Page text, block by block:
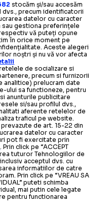
stocăm și/sau accesăm
precum identificatorii
datelor cu caracter
gestiona preferințele
vă puteți opune
în orice moment pe
Aceste alegeri
noștri și nu vă vor afecta
de socializare si
precum si furnizorii
analitice) prelucram date
ului sa functioneze, pentru
anunturile publicitare
si/sau profilul dvs.,
aferente retelelor de
traficul pe website.
de art. 15-22 din
datelor cu caracter
pot fi exercitate prin
. Prin click pe “ACCEPT
tuturor Tehnologiilor de
acceptul dvs. cu
informatiilor de catre
Prin click pe “VREAU SA
puteti schimba
mai putin cele legate
pentru functionarea